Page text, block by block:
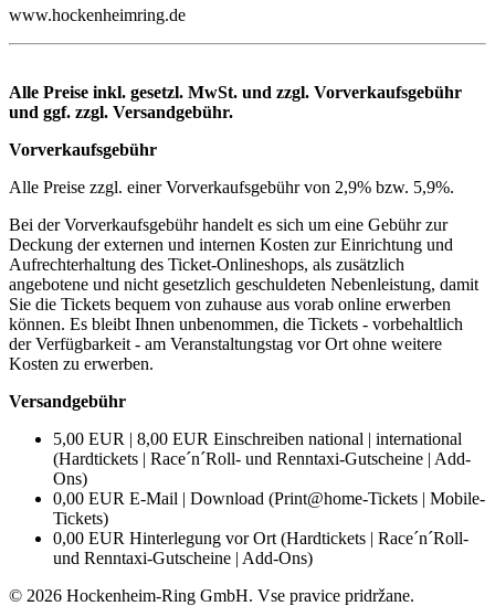
www.hockenheimring.de
Alle Preise inkl. gesetzl. MwSt. und zzgl. Vorverkaufsgebühr
und ggf. zzgl. Versandgebühr.
Vorverkaufsgebühr
Alle Preise zzgl. einer Vorverkaufsgebühr von 2,9% bzw. 5,9%.
Bei der Vorverkaufsgebühr handelt es sich um eine Gebühr zur
Deckung der externen und internen Kosten zur Einrichtung und
Aufrechterhaltung des Ticket-Onlineshops, als zusätzlich
angebotene und nicht gesetzlich geschuldeten Nebenleistung, damit
Sie die Tickets bequem von zuhause aus vorab online erwerben
können. Es bleibt Ihnen unbenommen, die Tickets - vorbehaltlich
der Verfügbarkeit - am Veranstaltungstag vor Ort ohne weitere
Kosten zu erwerben.
Versandgebühr
5,00 EUR | 8,00 EUR Einschreiben national | international
(Hardtickets | Race´n´Roll- und Renntaxi-Gutscheine | Add-
Ons)
0,00 EUR E-Mail | Download (Print@home-Tickets | Mobile-
Tickets)
0,00 EUR Hinterlegung vor Ort (Hardtickets | Race´n´Roll-
und Renntaxi-Gutscheine | Add-Ons)
© 2026 Hockenheim-Ring GmbH. Vse pravice pridržane.